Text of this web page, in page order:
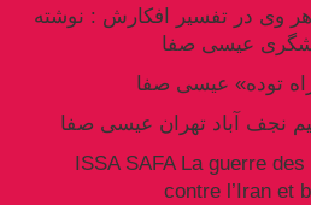
وی در تفسیر افکارش : نوشته
عیسی صفا
راه توده» عیسی صفا
نجف آباد تهران عیسی صفا
ISSA SAFA La guerre
contre l’Iran et